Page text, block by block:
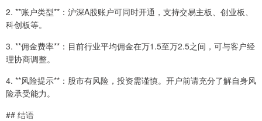
2. **账户类型**：沪深A股账户可同时开通，支持交易主板、创业板、
科创板等。
3. **佣金费率**：目前行业平均佣金在万1.5至万2.5之间，可与客户经
理协商调整。
4. **风险提示**：股市有风险，投资需谨慎。开户前请充分了解自身风
险承受能力。
## 结语